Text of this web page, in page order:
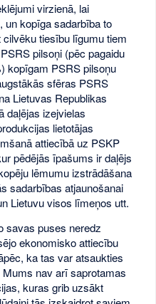
virzienā, lai
un kopīga sadarbība to
tiesību līgumu tiem
pilsoņi (pēc pagaidu
kopīgam PSRS pilsoņu
sfēras PSRS
Lietuvas Republikas
daļējas izejvielas
lietotājas
attiecībā uz PSKP
pēdējās īpašums ir daļējs
lēmumu izstrādāšana
sadarbības atjaunošanai
Lietuvu visos līmeņos utt.
savas puses neredz
ekonomisko attiecību
ka tas var atsaukties
nav arī saprotamas
kuras grib uzsākt